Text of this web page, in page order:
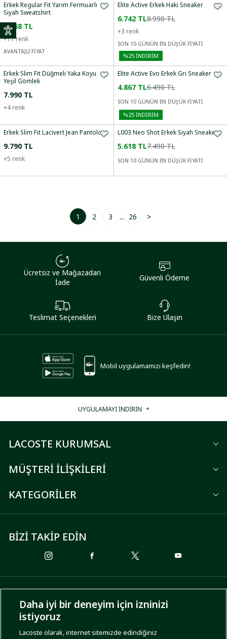
Erkek Regular Fit Yarım Fermuarlı
Siyah Sweatshirt
6.368 TL
+11renk
AVANTAJLI FİYAT
Elite Active Erkek Haki Sneaker
6.742 TL8.990 TL
+3 renk
SON 10 GÜNÜN EN DÜŞÜK FİYATI
Erkek Slim Fit Düğmeli Yaka Koyu
Yeşil Gömlek
7.990 TL
+4 renk
%25İNDİRİM
Elite Active Evo Erkek Gri Sneaker
4.867 TL6.490 TL
SON 10 GÜNÜN EN DÜŞÜK FİYATI
Erkek Slim Fit Lacivert Jean Pantolon
9.790 TL
+5 renk
%25İNDİRİM
L003 Neo Shot Erkek Siyah Sneaker
5.618 TL7.490 TL
SON 10 GÜNÜN EN DÜŞÜK FİYATI
1 2 3 ... 26 >
Ücretsiz ve Mağazadan
İade
Güvenli Ödeme
Teslimat Seçenekleri Bize Ulaşın
Mobil uygulamamızı keşfedin!
UYGULAMAYI İNDİRİN
LACOSTE KURUMSAL
MÜŞTERİ İLİŞKİLERİ
KATEGORİLER
BİZİ TAKİP EDİN
ÖDEME SEÇENEKLERİ
Daha iyi bir deneyim için izninizi
istiyoruz
Lacoste olarak, internet sitemizde edindiğiniz